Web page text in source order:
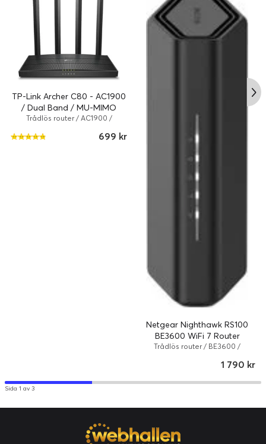
TP-Link Archer C80 - AC1900
/ Dual Band / MU-MIMO
Trådlös router / AC1900 /
699 kr
Netgear Nighthawk RS100
BE3600 WiFi 7 Router
Trådlös router / BE3600 /
1 790 kr
Sida 1 av 3